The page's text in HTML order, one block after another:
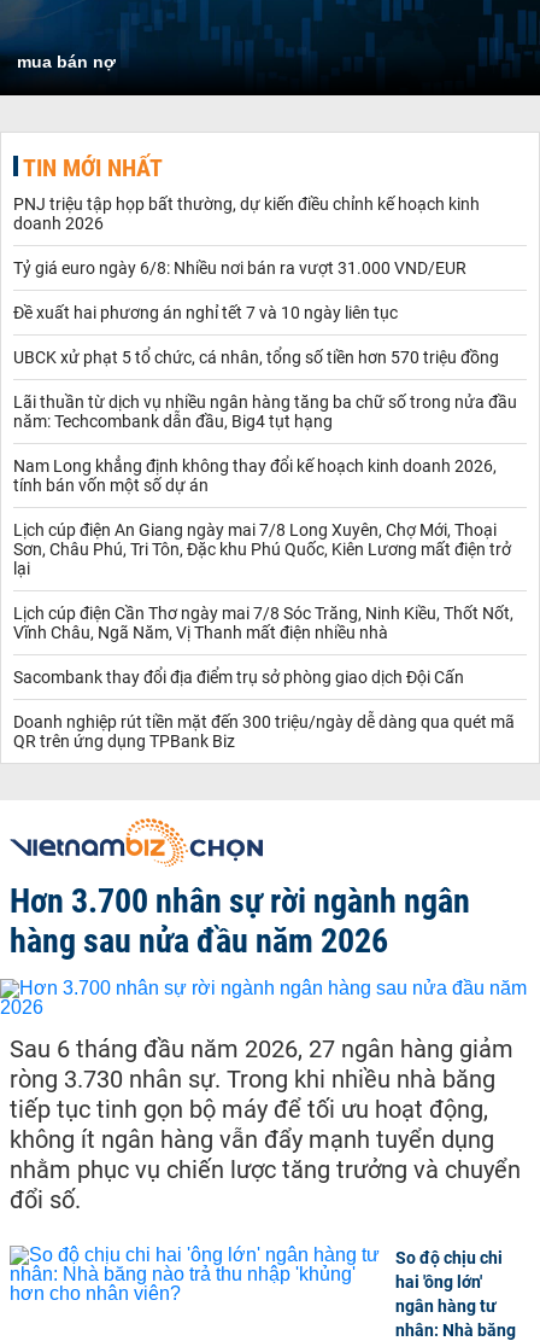
mua bán nợ
TIN MỚI NHẤT
PNJ triệu tập họp bất thường, dự kiến điều chỉnh kế hoạch kinh
doanh 2026
Tỷ giá euro ngày 6/8: Nhiều nơi bán ra vượt 31.000 VND/EUR
Đề xuất hai phương án nghỉ tết 7 và 10 ngày liên tục
UBCK xử phạt 5 tổ chức, cá nhân, tổng số tiền hơn 570 triệu đồng
Lãi thuần từ dịch vụ nhiều ngân hàng tăng ba chữ số trong nửa đầu
năm: Techcombank dẫn đầu, Big4 tụt hạng
Nam Long khẳng định không thay đổi kế hoạch kinh doanh 2026,
tính bán vốn một số dự án
Lịch cúp điện An Giang ngày mai 7/8 Long Xuyên, Chợ Mới, Thoại
Sơn, Châu Phú, Tri Tôn, Đặc khu Phú Quốc, Kiên Lương mất điện trở
lại
Lịch cúp điện Cần Thơ ngày mai 7/8 Sóc Trăng, Ninh Kiều, Thốt Nốt,
Vĩnh Châu, Ngã Năm, Vị Thanh mất điện nhiều nhà
Sacombank thay đổi địa điểm trụ sở phòng giao dịch Đội Cấn
Doanh nghiệp rút tiền mặt đến 300 triệu/ngày dễ dàng qua quét mã
QR trên ứng dụng TPBank Biz
Hơn 3.700 nhân sự rời ngành ngân
hàng sau nửa đầu năm 2026
Sau 6 tháng đầu năm 2026, 27 ngân hàng giảm
ròng 3.730 nhân sự. Trong khi nhiều nhà băng
tiếp tục tinh gọn bộ máy để tối ưu hoạt động,
không ít ngân hàng vẫn đẩy mạnh tuyển dụng
nhằm phục vụ chiến lược tăng trưởng và chuyển
đổi số.
So độ chịu chi
hai 'ông lớn'
ngân hàng tư
nhân: Nhà băng